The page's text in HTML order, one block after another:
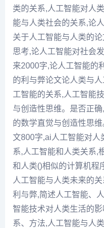
类的关系,人工智能对人
能与人类社会的关系,论
关于人工智能与人类的
思考,论人工智能对社会
来2000字,论人工智能的
的利与弊论文论人类与
工智能的关系,人工智能
与创造性思维。是否正
的数学直觉与创造性思
文800字,ai人工智能对人
系,人工智能和人类关系,
和人类()相似的计算机程
人工智能与人类未来的
利与弊,简述人工智能、
智能技术对人类生活的
系、方法,人工智能与人